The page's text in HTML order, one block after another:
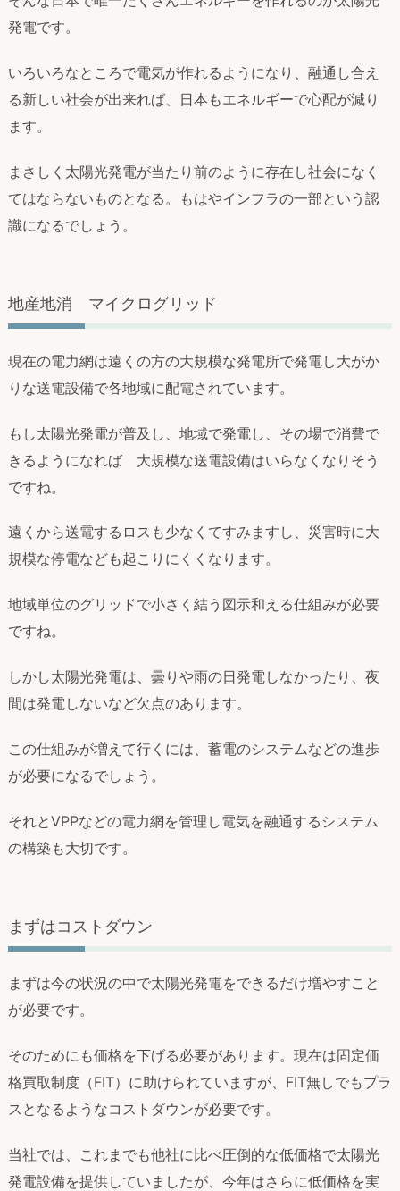
発電です。
いろいろなところで電気が作れるようになり、融通し合え
る新しい社会が出来れば、日本もエネルギーで心配が減り
ます。
まさしく太陽光発電が当たり前のように存在し社会になく
てはならないものとなる。もはやインフラの一部という認
識になるでしょう。
地産地消 マイクログリッド
現在の電力網は遠くの方の大規模な発電所で発電し大がか
りな送電設備で各地域に配電されています。
もし太陽光発電が普及し、地域で発電し、その場で消費で
きるようになれば 大規模な送電設備はいらなくなりそう
ですね。
遠くから送電するロスも少なくてすみますし、災害時に大
規模な停電なども起こりにくくなります。
地域単位のグリッドで小さく結う図示和える仕組みが必要
ですね。
しかし太陽光発電は、曇りや雨の日発電しなかったり、夜
間は発電しないなど欠点のあります。
この仕組みが増えて行くには、蓄電のシステムなどの進歩
が必要になるでしょう。
それとVPPなどの電力網を管理し電気を融通するシステム
の構築も大切です。
まずはコストダウン
まずは今の状況の中で太陽光発電をできるだけ増やすこと
が必要です。
そのためにも価格を下げる必要があります。現在は固定価
格買取制度（FIT）に助けられていますが、FIT無しでもプラ
スとなるようなコストダウンが必要です。
当社では、これまでも他社に比べ圧倒的な低価格で太陽光
発電設備を提供していましたが、今年はさらに低価格を実